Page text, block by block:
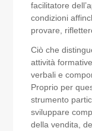
facilitatore
condizioni
provare,
Ciò che
attività
verbali e
Proprio per
strumento
sviluppare
della vendita,